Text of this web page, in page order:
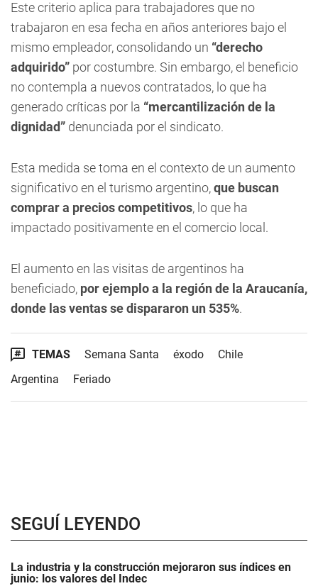
Este criterio aplica para trabajadores que no
trabajaron en esa fecha en años anteriores bajo el
mismo empleador, consolidando un “derecho
adquirido” por costumbre. Sin embargo, el beneficio
no contempla a nuevos contratados, lo que ha
generado críticas por la “mercantilización de la
dignidad” denunciada por el sindicato.
Esta medida se toma en el contexto de un aumento
significativo en el turismo argentino,que buscan
comprar a precios competitivos, lo que ha
impactado positivamente en el comercio local.
El aumento en las visitas de argentinos ha
beneficiado, por ejemplo a la región de la Araucanía,
donde las ventas se dispararon un 535%.
TEMAS Semana Santa éxodo
Chile
Argentina
Feriado
SEGUÍ LEYENDO
La industria y la construcción mejoraron sus índices en
junio: los valores del Indec